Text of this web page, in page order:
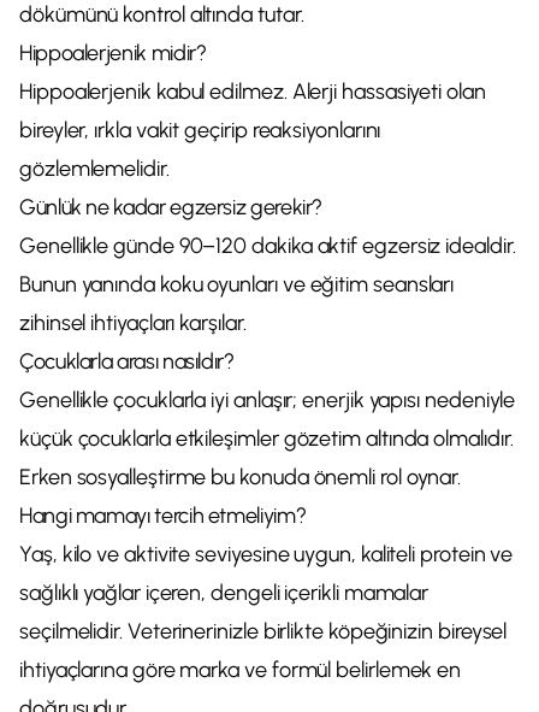
dökümünü kontrol altında tutar.
Hippoalerjenik midir?
Hippoalerjenik kabul edilmez. Alerji hassasiyeti olan
bireyler, ırkla vakit geçirip reaksiyonlarını
gözlemlemelidir.
Günlük ne kadar egzersiz gerekir?
Genellikle günde 90–120 dakika aktif egzersiz idealdir.
Bunun yanında koku oyunları ve eğitim seansları
zihinsel ihtiyaçları karşılar.
Çocuklarla arası nasıldır?
Genellikle çocuklarla iyi anlaşır; enerjik yapısı nedeniyle
küçük çocuklarla etkileşimler gözetim altında olmalıdır.
Erken sosyalleştirme bu konuda önemli rol oynar.
Hangi mamayı tercih etmeliyim?
Yaş, kilo ve aktivite seviyesine uygun, kaliteli protein ve
sağlıklı yağlar içeren, dengeli içerikli mamalar
seçilmelidir. Veterinerinizle birlikte köpeğinizin bireysel
ihtiyaçlarına göre marka ve formül belirlemek en